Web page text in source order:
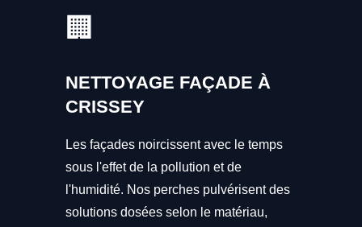
🏢
NETTOYAGE FAÇADE À
CRISSEY
Les façades noircissent avec le temps
sous l'effet de la pollution et de
l'humidité. Nos perches pulvérisent des
solutions dosées selon le matériau,